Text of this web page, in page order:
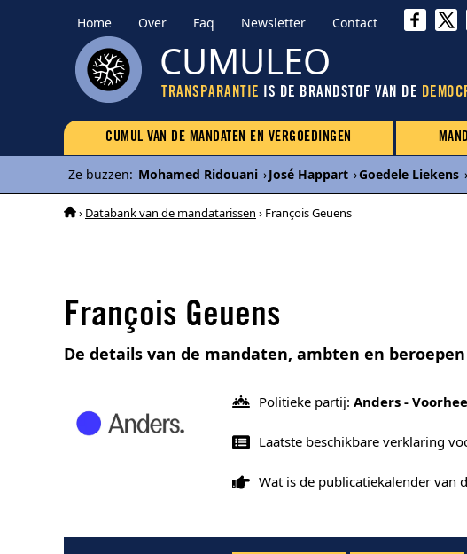
Home Over Faq Newsletter Contact
CUMULEO
TRANSPARANTIE IS DE BRANDSTOF VAN DE
CUMUL VAN DE MANDATEN EN VERGOEDINGEN
Ze buzzen: Mohamed Ridouani ›José Happart ›Goedele Liekens ›
› Databank van de mandatarissen › François Geuens
François Geuens
De details van de mandaten, ambten en
Politieke partij: Anders -
Laatste beschikbare verklaring
Wat is de publicatiekalender van